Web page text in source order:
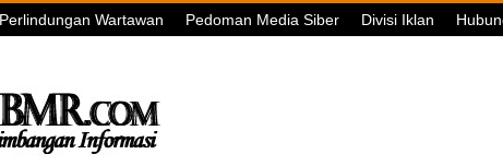
Wartawan Pedoman Media Siber Divisi Iklan